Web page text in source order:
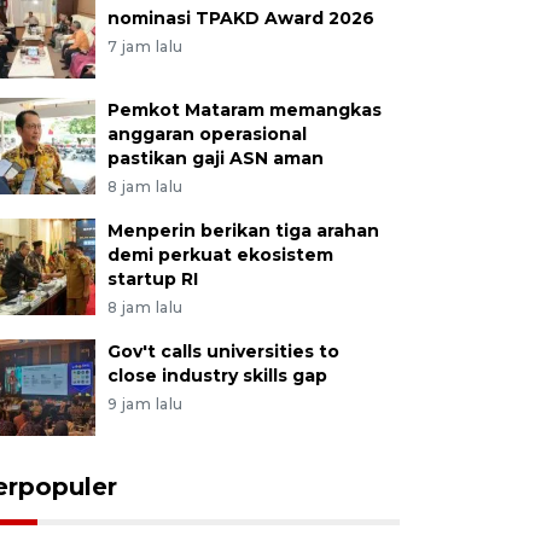
nominasi TPAKD Award 2026
7 jam lalu
Pemkot Mataram memangkas
anggaran operasional
pastikan gaji ASN aman
8 jam lalu
Menperin berikan tiga arahan
demi perkuat ekosistem
startup RI
8 jam lalu
Gov't calls universities to
close industry skills gap
9 jam lalu